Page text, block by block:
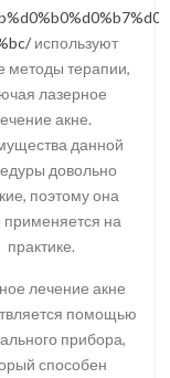
используют
методы терапии,
лазерное
акне.
данной
довольно
поэтому она
применяется на
практике.
лечение акне
помощью
прибора,
способен